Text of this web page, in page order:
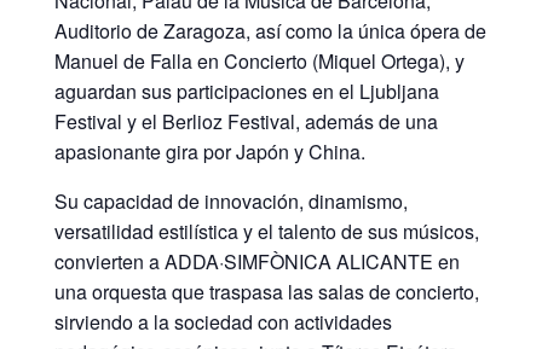
Auditorio de Zaragoza, así como la única ópera de
Manuel de Falla en Concierto (Miquel Ortega), y
aguardan sus participaciones en el Ljubljana
Festival y el Berlioz Festival, además de una
apasionante gira por Japón y China.
Su capacidad de innovación, dinamismo,
versatilidad estilística y el talento de sus músicos,
convierten a ADDA·SIMFÒNICA ALICANTE en
una orquesta que traspasa las salas de concierto,
sirviendo a la sociedad con actividades